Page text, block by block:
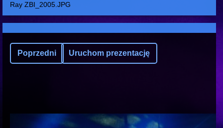
Ray ZBI_2005.JPG
Poprzedni Uruchom prezentację